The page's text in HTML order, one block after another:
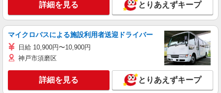
詳細を見る とりあえずキープ
マイクロバスによる施設利用者送迎ドライバー
日給 10,900円〜10,900円
神戸市須磨区
詳細を見る とりあえずキープ